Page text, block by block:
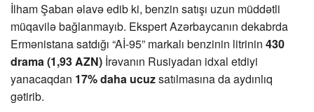
İlham Şaban əlavə edib ki, benzin satışı uzun müddətli
müqavilə bağlanmayıb. Ekspert Azərbaycanın dekabrda
Ermənistana satdığı “Aİ-95” markalı benzinin litrinin 430
drama (1,93 AZN) İrəvanın Rusiyadan idxal etdiyi
yanacaqdan 17% daha ucuzsatılmasına da aydınlıq
gətirib.